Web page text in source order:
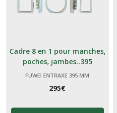
Cadre 8 en 1 pour manches,
poches, jambes..395
FUWEI ENTRAXE 395 MM
295€